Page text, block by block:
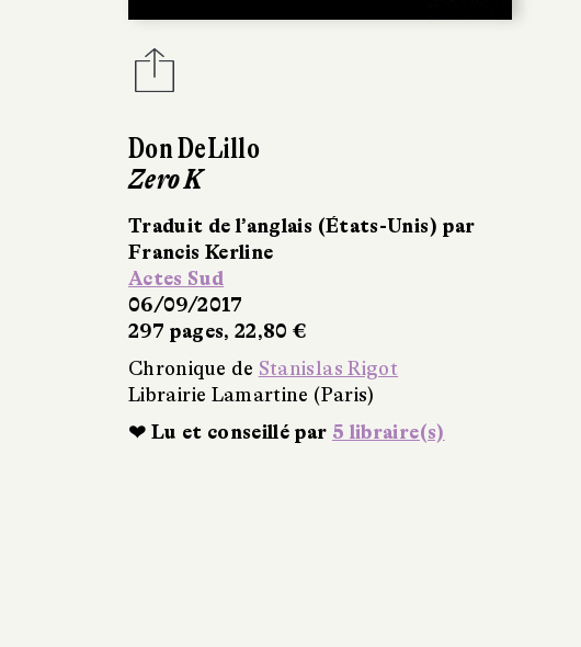
Don DeLillo
Zero K
Traduit de l’anglais (États-Unis) par
Francis Kerline
Actes Sud
06/09/2017
297 pages, 22,80 €
Chronique de Stanislas Rigot
Librairie Lamartine (Paris)
❤ Lu et conseillé par 5 libraire(s)